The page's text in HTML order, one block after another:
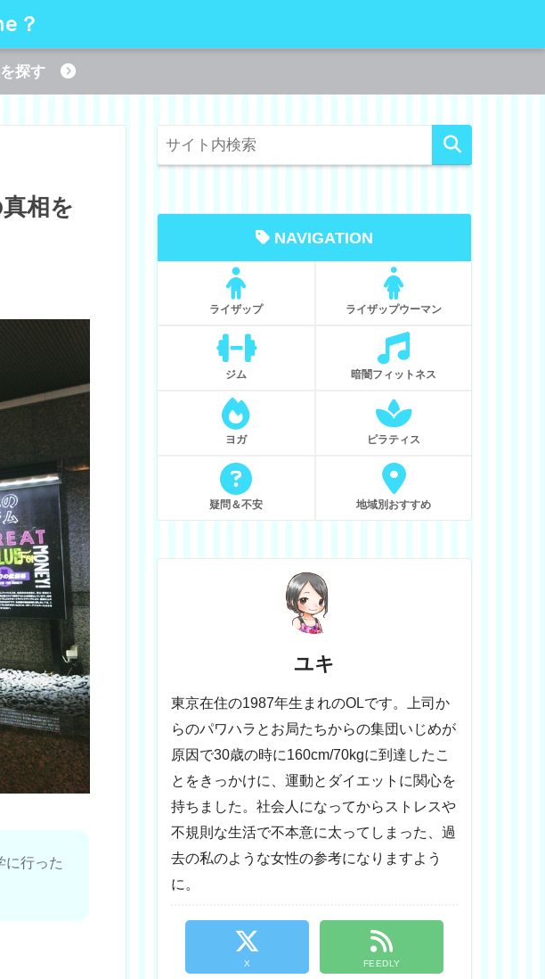
？
を探す
相を
に行った
NAVIGATION
ライザップ ライザップウーマン
ジム 暗闇フィットネス
ヨガ ピラティス
疑問＆不安 地域別おすすめ
ユキ
東京在住の1987年生まれのOLです。上司か
らのパワハラとお局たちからの集団いじめが
原因で30歳の時に160cm/70kgに到達したこ
とをきっかけに、運動とダイエットに関心を
持ちました。社会人になってからストレスや
不規則な生活で不本意に太ってしまった、過
去の私のような女性の参考になりますよう
に。
X FEEDLY